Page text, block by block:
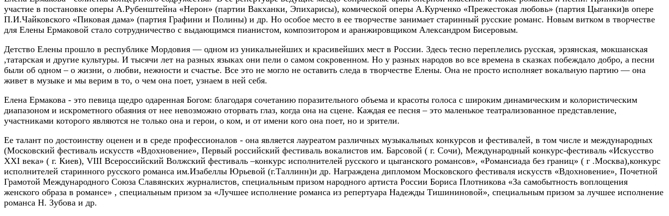
участие в постановке оперы А.Рубенштейна «Нерон» (партии Вакханки, Эпихарисы), комической оперы А.Курченко «Прежестокая любовь» (партия Цыганки)в опере
П.И.Чайковского «Пиковая дама» (партия Графини и Полины) и др. Но особое место в ее творчестве занимает старинный русские романс. Новым витком в творчестве
для Елены Ермаковой стало сотрудничество с выдающимся пианистом, композитором и аранжировщиком Александром Бисеровым.
Детство Елены прошло в республике Мордовия — одном из уникальнейших и красивейших мест в России. Здесь тесно переплелись русская, эрзянская, мокшанская
,татарская и другие культуры. И тысячи лет на разных языках они пели о самом сокровенном. Но у разных народов во все времена в сказках побеждало добро, а песни
были об одном – о жизни, о любви, нежности и счастье. Все это не могло не оставить следа в творчестве Елены. Она не просто исполняет вокальную партию — она
живет в музыке и мы верим в то, о чем она поет, узнаем в ней себя.
Елена Ермакова - это певица щедро одаренная Богом: благодаря сочетанию поразительного объема и красоты голоса с широким динамическим и колористическим
диапазоном и искрометного обаяния от нее невозможно оторвать глаз, когда она на сцене. Каждая ее песня – это маленькое театрализованное представление,
участниками которого являются не только она и герои, о ком, и от имени кого она поет, но и зрители.
Ее талант по достоинству оценен и в среде профессионалов - она является лауреатом различных музыкальных конкурсов и фестивалей, в том числе и международных
(Московский фестиваль искусств «Вдохновение», Первый российский фестиваль вокалистов им. Барсовой ( г. Сочи), Международный конкурс-фестиваль «Искусство
XXI века» ( г. Киев), VIII Всероссийский Волжский фестиваль –конкурс исполнителей русского и цыганского романсов», «Романсиада без границ» ( г .Москва),конкурс
исполнителей старинного русского романса им.Изабеллы Юрьевой (г.Таллинн)и др. Награждена дипломом Московского фестиваля искусств «Вдохновение», Почетной
Грамотой Международного Союза Славянских журналистов, специальным призом народного артиста России Бориса Плотникова «За самобытность воплощения
женского образа в романсе» , специальным призом за «Лучшее исполнение романса из репертуара Надежды Тишининовой», специальным призом за лучшее исполнение
романса Н. Зубова и др.